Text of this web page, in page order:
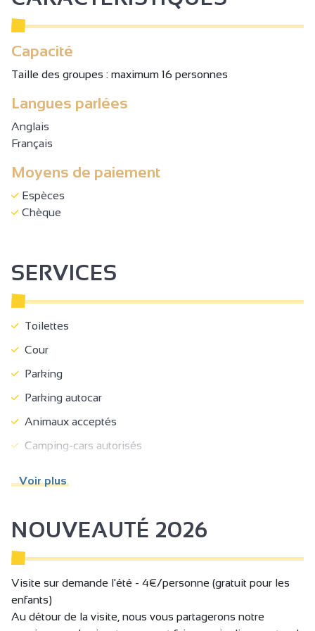
Capacité
Taille des groupes : maximum 16 personnes
Langues parlées
Anglais
Français
Moyens de paiement
Espèces
Chèque
SERVICES
Toilettes
Cour
Parking
Parking autocar
Animaux acceptés
Camping-cars autorisés
Vente à la propriété
Voir plus
NOUVEAUTÉ 2026
Visite sur demande l'été - 4€/personne (gratuit pour les
enfants)
Au détour de la visite, nous vous partagerons notre